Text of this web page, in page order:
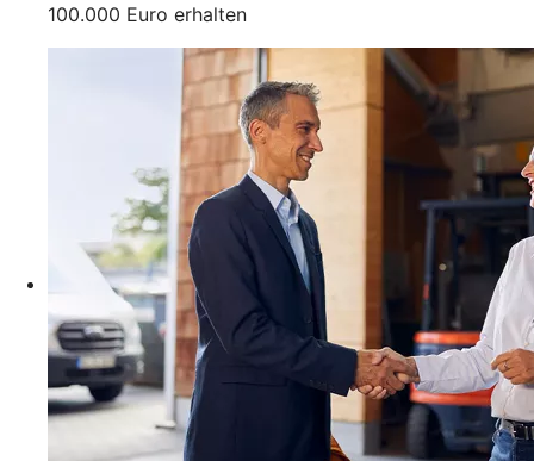
100.000 Euro erhalten